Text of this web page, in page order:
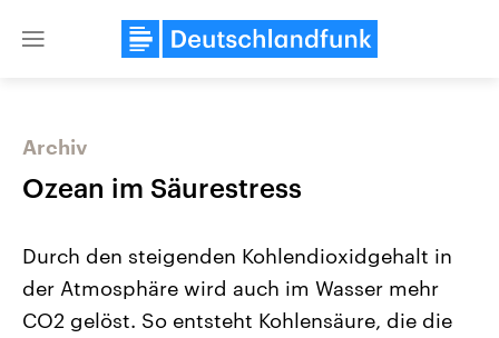
Close
Archiv
Ozean im Säurestress
Durch den steigenden Kohlendioxidgehalt in
der Atmosphäre wird auch im Wasser mehr
CO2 gelöst. So entsteht Kohlensäure, die die